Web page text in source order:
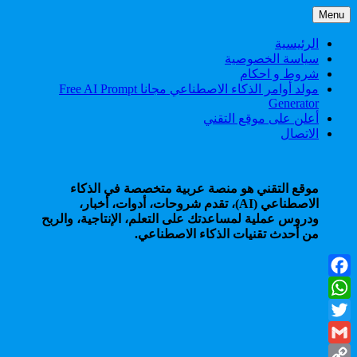
Skip
to
content
Menu
الرئيسية
سياسة الخصوصية
شروط و احكام
مولد أوامر الذكاء الاصطناعي مجانا Free AI Prompt
Generator
أعلن على موقع التقني
الاتصال
موقع التقني هو منصة عربية متخصصة في الذكاء
الاصطناعي (AI)، تقدم شروحات، أدوات، أخبار،
ودروس عملية لمساعدتك على التعلم، الإنتاجية، والربح
من أحدث تقنيات الذكاء الاصطناعي.
Facebook
WhatsApp
Twitter
Gmail